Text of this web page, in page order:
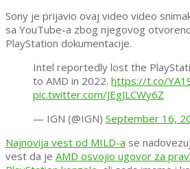
Sony je prijavio ovaj video video
sa YouTube-a zbog njegovog
PlayStation dokumentacije.
Intel reportedly lost the
to AMD in 2022. https://t.co/
pic.twitter.com/JEgJLCWy6Z
— IGN (@IGN) September 16,
Najnovija vest od MILD-a se
vest da je AMD osvojio ugovor za